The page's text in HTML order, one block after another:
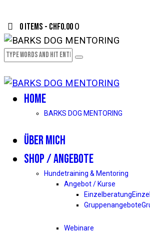
0 items - CHF0.00 0
HOME
BARKS DOG MENTORING
ÜBER MICH
SHOP / ANGEBOTE
Hundetraining & Mentoring
Angebot / Kurse
Einzelberatung
Gruppenangebote
Webinare